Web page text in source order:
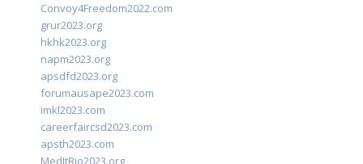
Convoy4Freedom2022.com
grur2023.org
hkhk2023.org
napm2023.org
apsdfd2023.org
forumausape2023.com
imkl2023.com
careerfaircsd2023.com
apsth2023.com
MedItRio2023.org